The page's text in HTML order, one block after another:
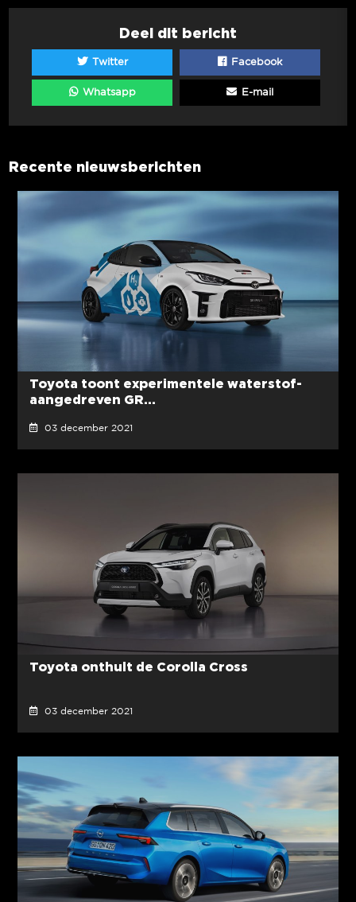
Deel dit bericht
Twitter Facebook
Whatsapp E-mail
Recente nieuwsberichten
Toyota toont experimentele waterstof-
aangedreven GR...
03 december 2021
Toyota onthult de Corolla Cross
03 december 2021